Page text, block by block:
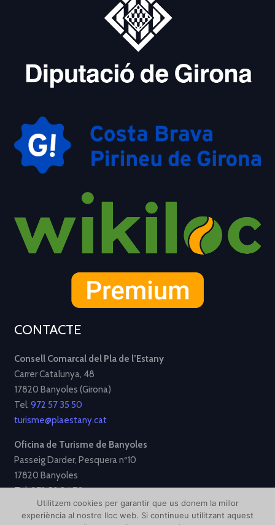
CONTACTE
Consell Comarcal del Pla de l’Estany
Carrer Catalunya, 48
17820 Banyoles (Girona)
Tel. 972 57 35 50
turisme@plaestany.cat
Oficina de Turisme de Banyoles
Passeig Darder, Pesquera nº10
17820 Banyoles
Tel.972 58 34 70
turisme@ajbanyoles.org
Utilitzem cookies per garantir que us donem la millor
experiència al nostre lloc web. Si continueu utilitzant aquest